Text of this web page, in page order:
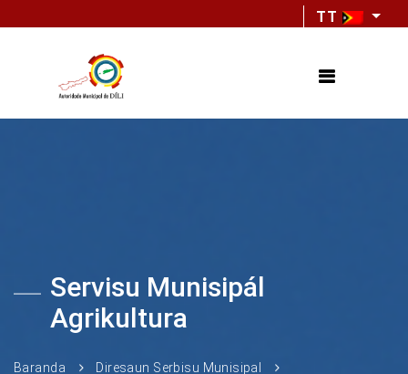
TT
Servisu Munisipál
Agrikultura
Baranda
Diresaun Serbisu Munisipal